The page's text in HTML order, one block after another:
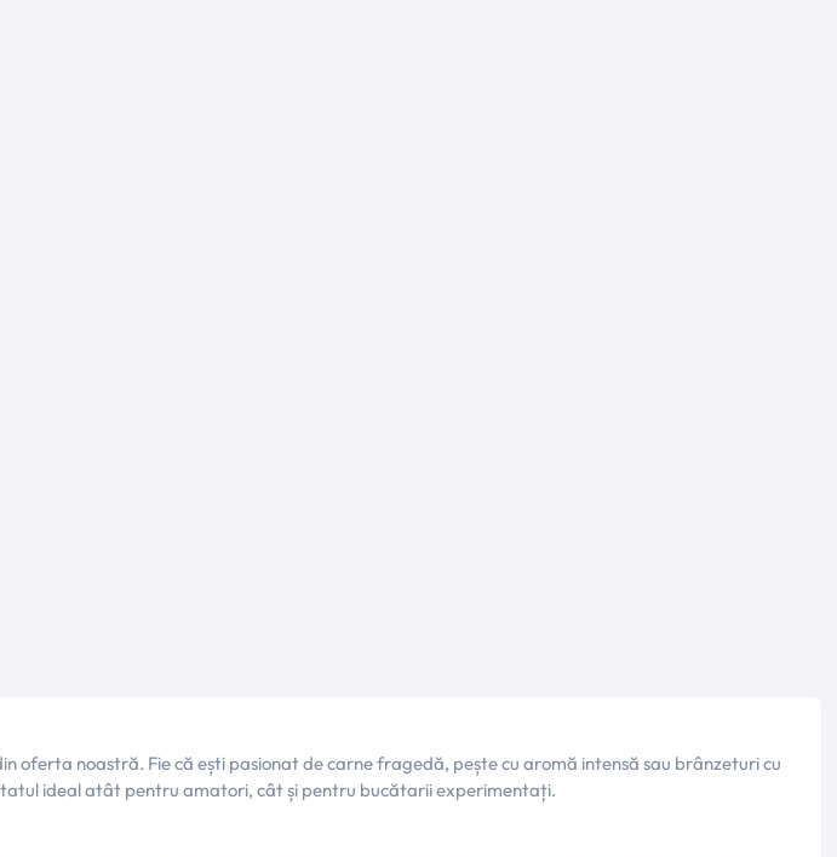
oferta noastră. Fie că ești pasionat de carne fragedă, pește cu aromă intensă sau brânzeturi cu
ideal atât pentru amatori, cât și pentru bucătarii experimentați.